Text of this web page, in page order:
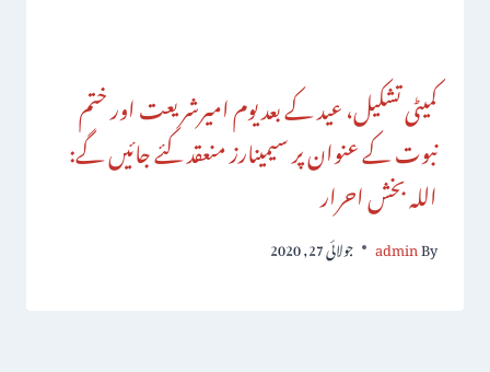
کمیٹی تشکیل، عید کے بعد یوم امیرشریعت اور ختم
نبوت کے عنوان پر سیمینارز منعقد کئے جائیں گے:
اللہ بخش احرار
By
admin جولائی 27, 2020